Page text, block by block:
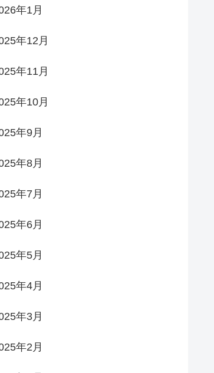
年1月
年12月
年11月
年10月
年9月
年8月
年7月
年6月
年5月
年4月
年3月
年2月